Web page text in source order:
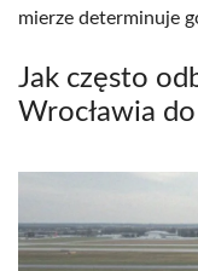
mierze determinuje
Jak często
Wrocławia